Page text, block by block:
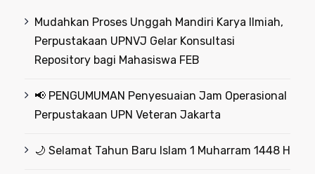
Mudahkan Proses Unggah Mandiri Karya Ilmiah,
Perpustakaan UPNVJ Gelar Konsultasi
Repository bagi Mahasiswa FEB
📢 PENGUMUMAN Penyesuaian Jam Operasional
Perpustakaan UPN Veteran Jakarta
🌙 Selamat Tahun Baru Islam 1 Muharram 1448 H